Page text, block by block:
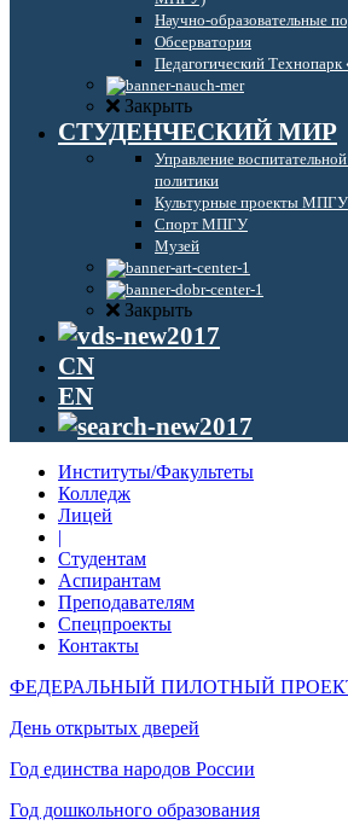
Научно-образовательные
Обсерватория
Педагогический
Закрыть
СТУДЕНЧЕСКИЙ МИР
Управление
политики
Культурные проекты МПГУ
Спорт МПГУ
Музей
Закрыть
CN
EN
Институты/Факультеты
Колледж
Лицей
|
Студентам
Аспирантам
Преподавателям
Спецпроекты
Контакты
ФЕДЕРАЛЬНЫЙ ПИЛОТНЫЙ
День открытых дверей
Год единства народов России
Год дошкольного образования